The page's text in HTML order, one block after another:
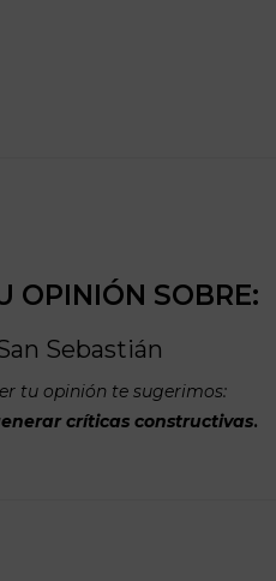
OPINIÓN SOBRE:
Sebastián
tu opinión te sugerimos:
críticas constructivas.